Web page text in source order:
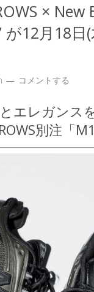
× New
が12月18日
コメントする
エレガンス
別注「